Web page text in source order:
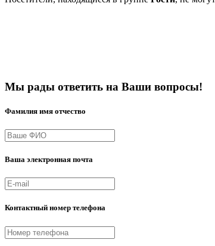
Мы рады ответить на Ваши вопросы!
Фамилия имя отчество
Ваша электронная почта
Контактный номер телефона